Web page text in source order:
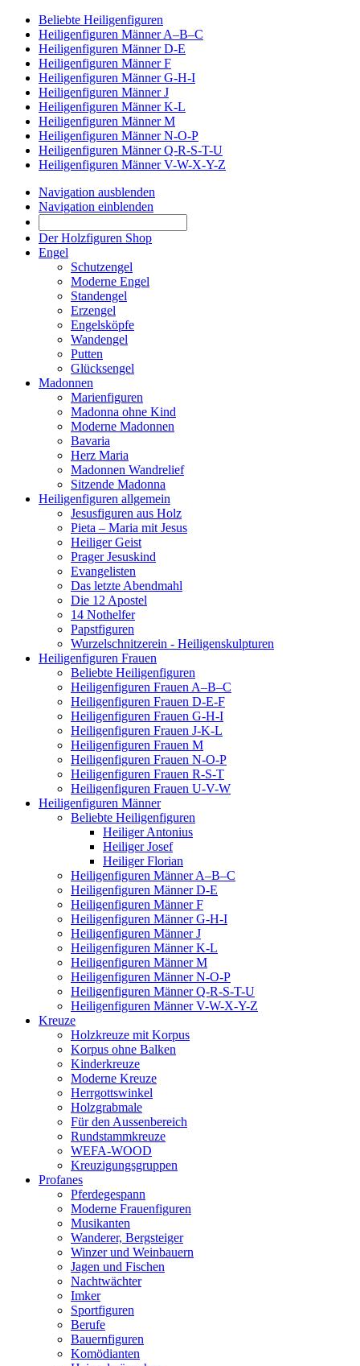
Beliebte Heiligenfiguren
Heiligenfiguren Männer A–B–C
Heiligenfiguren Männer D-E
Heiligenfiguren Männer F
Heiligenfiguren Männer G-H-I
Heiligenfiguren Männer J
Heiligenfiguren Männer K-L
Heiligenfiguren Männer M
Heiligenfiguren Männer N-O-P
Heiligenfiguren Männer Q-R-S-T-U
Heiligenfiguren Männer V-W-X-Y-Z
Navigation ausblenden
Navigation einblenden
Der Holzfiguren Shop
Engel
Schutzengel
Moderne Engel
Standengel
Erzengel
Engelsköpfe
Wandengel
Putten
Glücksengel
Madonnen
Marienfiguren
Madonna ohne Kind
Moderne Madonnen
Bavaria
Herz Maria
Madonnen Wandrelief
Sitzende Madonna
Heiligenfiguren allgemein
Jesusfiguren aus Holz
Pieta – Maria mit Jesus
Heiliger Geist
Prager Jesuskind
Evangelisten
Das letzte Abendmahl
Die 12 Apostel
14 Nothelfer
Papstfiguren
Wurzelschnitzerein - Heiligenskulpturen
Heiligenfiguren Frauen
Beliebte Heiligenfiguren
Heiligenfiguren Frauen A–B–C
Heiligenfiguren Frauen D-E-F
Heiligenfiguren Frauen G-H-I
Heiligenfiguren Frauen J-K-L
Heiligenfiguren Frauen M
Heiligenfiguren Frauen N-O-P
Heiligenfiguren Frauen R-S-T
Heiligenfiguren Frauen U-V-W
Heiligenfiguren Männer
Beliebte Heiligenfiguren
Heiliger Antonius
Heiliger Josef
Heiliger Florian
Heiligenfiguren Männer A–B–C
Heiligenfiguren Männer D-E
Heiligenfiguren Männer F
Heiligenfiguren Männer G-H-I
Heiligenfiguren Männer J
Heiligenfiguren Männer K-L
Heiligenfiguren Männer M
Heiligenfiguren Männer N-O-P
Heiligenfiguren Männer Q-R-S-T-U
Heiligenfiguren Männer V-W-X-Y-Z
Kreuze
Holzkreuze mit Korpus
Korpus ohne Balken
Kinderkreuze
Moderne Kreuze
Herrgottswinkel
Holzgrabmale
Für den Aussenbereich
Rundstammkreuze
WEFA-WOOD
Kreuzigungsgruppen
Profanes
Pferdegespann
Moderne Frauenfiguren
Musikanten
Wanderer, Bergsteiger
Winzer und Weinbauern
Jagen und Fischen
Nachtwächter
Imker
Sportfiguren
Berufe
Bauernfiguren
Komödianten